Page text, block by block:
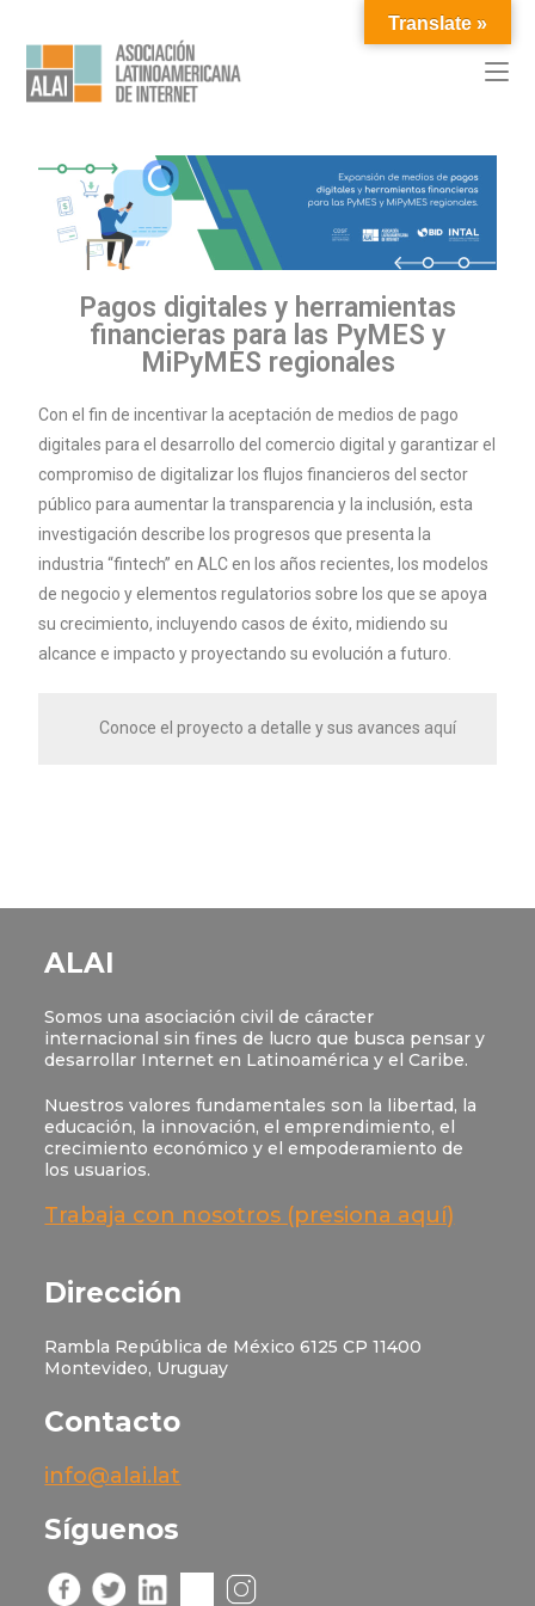
Pagos digitales y herramientas
financieras para las PyMES y
MiPyMES regionales
Con el fin de incentivar la aceptación de medios de pago
digitales para el desarrollo del comercio digital y garantizar el
compromiso de digitalizar los flujos financieros del sector
público para aumentar la transparencia y la inclusión, esta
investigación describe los progresos que presenta la
industria “fintech” en ALC en los años recientes, los modelos
de negocio y elementos regulatorios sobre los que se apoya
su crecimiento, incluyendo casos de éxito, midiendo su
alcance e impacto y proyectando su evolución a futuro.
Conoce el proyecto a detalle y sus avances aquí
ALAI
Somos una asociación civil de cáracter
internacional sin fines de lucro que busca pensar y
desarrollar Internet en Latinoamérica y el Caribe.
Nuestros valores fundamentales son la libertad, la
educación, la innovación, el emprendimiento, el
crecimiento económico y el empoderamiento de
los usuarios.
Trabaja con nosotros (presiona aquí)
Dirección
Rambla República de México 6125 CP 11400
Montevideo, Uruguay
Contacto
info@alai.lat
Síguenos
Translate »